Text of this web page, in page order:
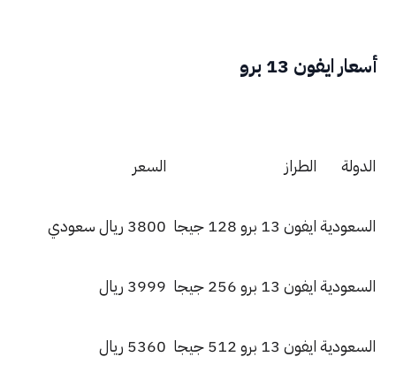
ايفون 13 برو
الطراز السعر
ايفون 13 برو 128 جيجا 3800 ريال سعودي
ايفون 13 برو 256 جيجا 3999 ريال
ايفون 13 برو 512 جيجا 5360 ريال